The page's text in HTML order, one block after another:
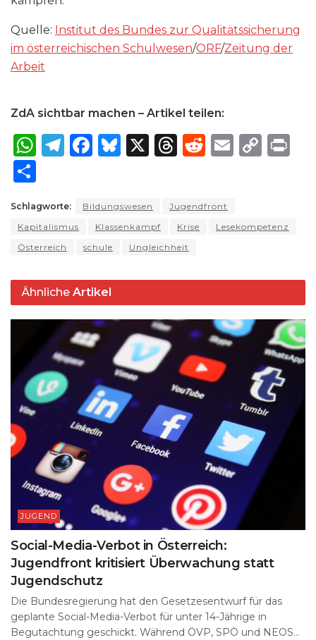
Quelle: Institut des Bundes zur Qualitätssicherung
im österreichischen Schulwesen/ORF/Zeitung der
Arbeit
ZdA sichtbar machen – Artikel teilen:
W
ts
A
p
p
T
g
ra
m
F
e
b
o
o
k
B
s
k
y
X
T
a
d
s
R
di
E
C
Li
k
ar
e
Schlagworte: Bildungswesen
Jugendfront
Kapitalismus
Klassenkampf Krise
Lesekompetenz
Österreich
schule Ungleichheit
Ähnliche Artikel
JUGEND
Social-Media-Verbot in Österreich:
Jugendfront kritisiert Überwachung statt
Jugendschutz
Die Bundesregierung hat den Gesetzesentwurf für das
geplante Social-Media-Verbot für unter 14-Jährige in
Begutachtung geschickt. Während ÖVP, SPÖ und NEOS...